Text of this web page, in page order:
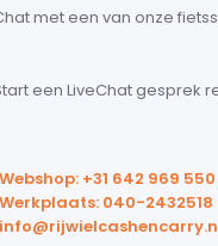
met een van onze
een LiveChat gesprek
Webshop: +31 642 969
Werkplaats: 040-2432518